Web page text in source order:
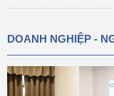
DOANH NGHIỆP -